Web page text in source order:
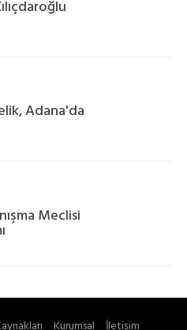
Adana'da
Meclisi
Kurumsal İletişim